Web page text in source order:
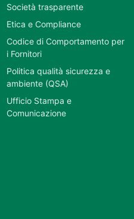
Società trasparente
Etica e Compliance
Codice di Comportamento per
i Fornitori
Politica qualità sicurezza e
ambiente (QSA)
Ufficio Stampa e
Comunicazione